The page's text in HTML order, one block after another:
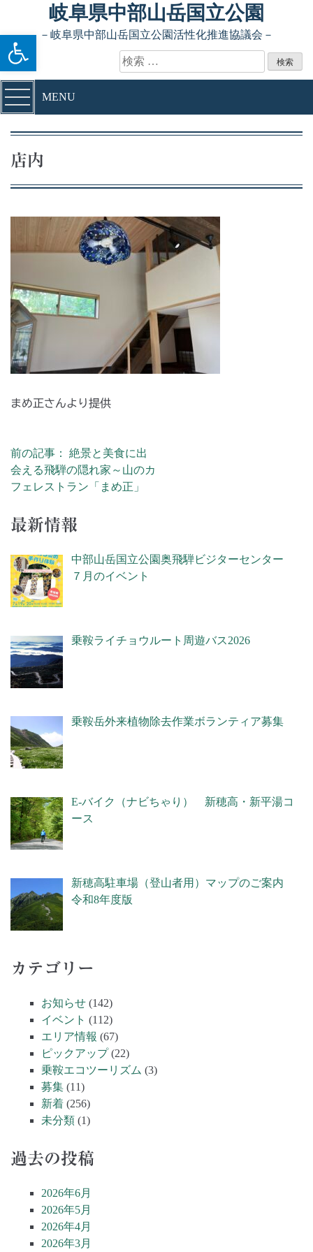
ツールバーを開く
Skip to content岐阜県中部山岳国立公園
－岐阜県中部山岳国立公園活性化推進協議会－
検索:
MENU
店内
まめ正さんより提供
投稿ナビゲーション
前の記事： 絶景と美食に出
会える飛騨の隠れ家～山のカ
フェレストラン「まめ正」
最新情報
中部山岳国立公園奥飛騨ビジターセンター
７月のイベント
乗鞍ライチョウルート周遊バス2026
乗鞍岳外来植物除去作業ボランティア募集
E-バイク（ナビちゃり） 新穂高・新平湯コ
ース
新穂高駐車場（登山者用）マップのご案内
令和8年度版
カテゴリー
お知らせ (142)
イベント (112)
エリア情報 (67)
ピックアップ(22)
乗鞍エコツーリズム (3)
募集 (11)
新着 (256)
未分類 (1)
過去の投稿
2026年6月
2026年5月
2026年4月
2026年3月